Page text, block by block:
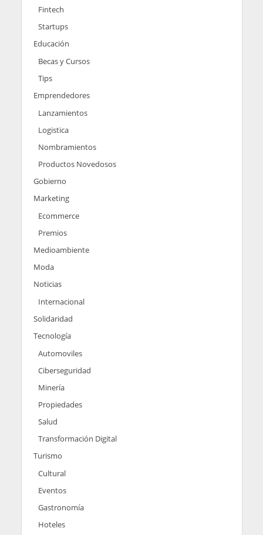
Fintech
Startups
Educación
Becas y Cursos
Tips
Emprendedores
Lanzamientos
Logistica
Nombramientos
Productos Novedosos
Gobierno
Marketing
Ecommerce
Premios
Medioambiente
Moda
Noticias
Internacional
Solidaridad
Tecnología
Automoviles
Ciberseguridad
Minería
Propiedades
Salud
Transformación Digital
Turismo
Cultural
Eventos
Gastronomía
Hoteles